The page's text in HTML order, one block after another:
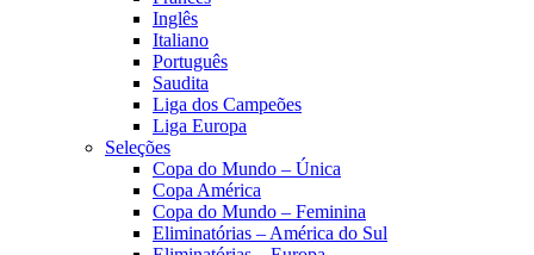
Inglês
Italiano
Português
Saudita
Liga dos Campeões
Liga Europa
Seleções
Copa do Mundo – Única
Copa América
Copa do Mundo – Feminina
Eliminatórias – América do Sul